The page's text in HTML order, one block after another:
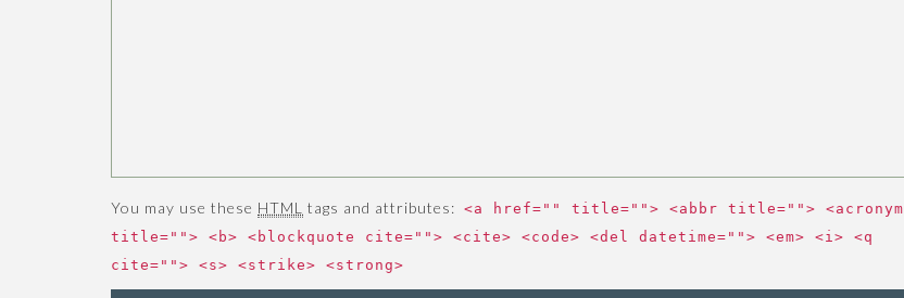
You may use these HTML tags and attributes: <a href="" title=""> <abbr title=""> <acronym
title=""> <b> <blockquote cite=""> <cite> <code> <del datetime=""> <em> <i> <q
cite=""> <s> <strike> <strong>